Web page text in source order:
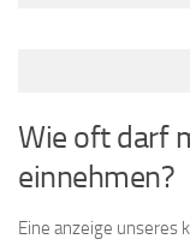
Wie oft darf
einnehmen?
Eine anzeige unseres